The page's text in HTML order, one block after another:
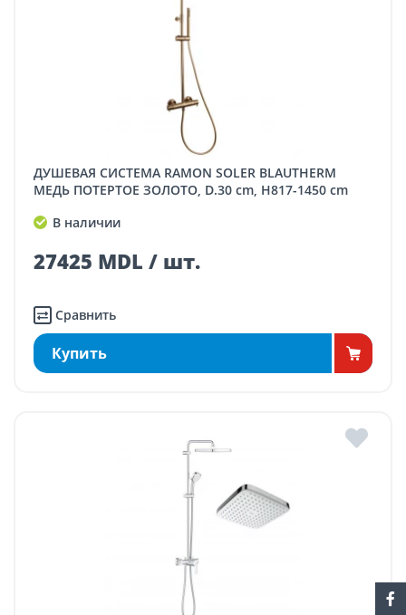
ДУШЕВАЯ СИСТЕМА RAMON SOLER BLAUTHERM
МЕДЬ ПОТЕРТОЕ ЗОЛОТО, D.30 cm, H817-1450 cm
В наличии
27425 MDL / шт.
Сравнить
Купить